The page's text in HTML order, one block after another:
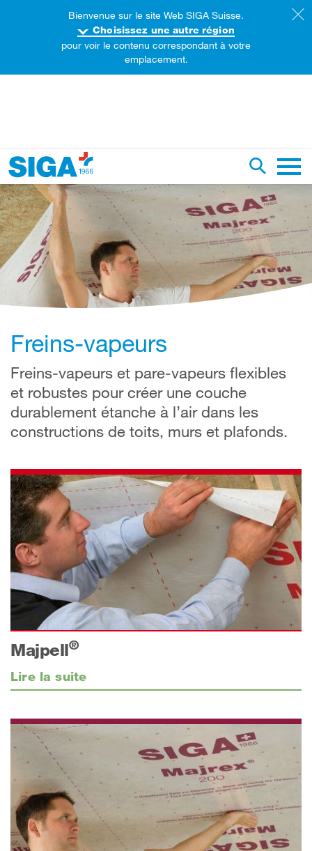
sur ce site web
Freins-vapeurs
Freins-vapeurs et pare-vapeurs flexibles
et robustes pour créer une couche
durablement étanche à l’air dans les
constructions de toits, murs et plafonds.
Majpell®
Lire la suite
Bienvenue sur le site Web SIGA Suisse.
Choisissez une autre région
pour voir le contenu correspondant à votre
emplacement.